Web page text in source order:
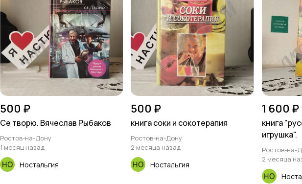
500 ₽
Се творю. Вячеслав Рыбаков
Ростов-на-Дону
1 месяц назад
Ностальгия
500 ₽
книга соки и сокотерапия
Ростов-на-Дону
2 месяца назад
Ностальгия
1 600 ₽
книга
игрушка".
Ростов-на-
2 месяца